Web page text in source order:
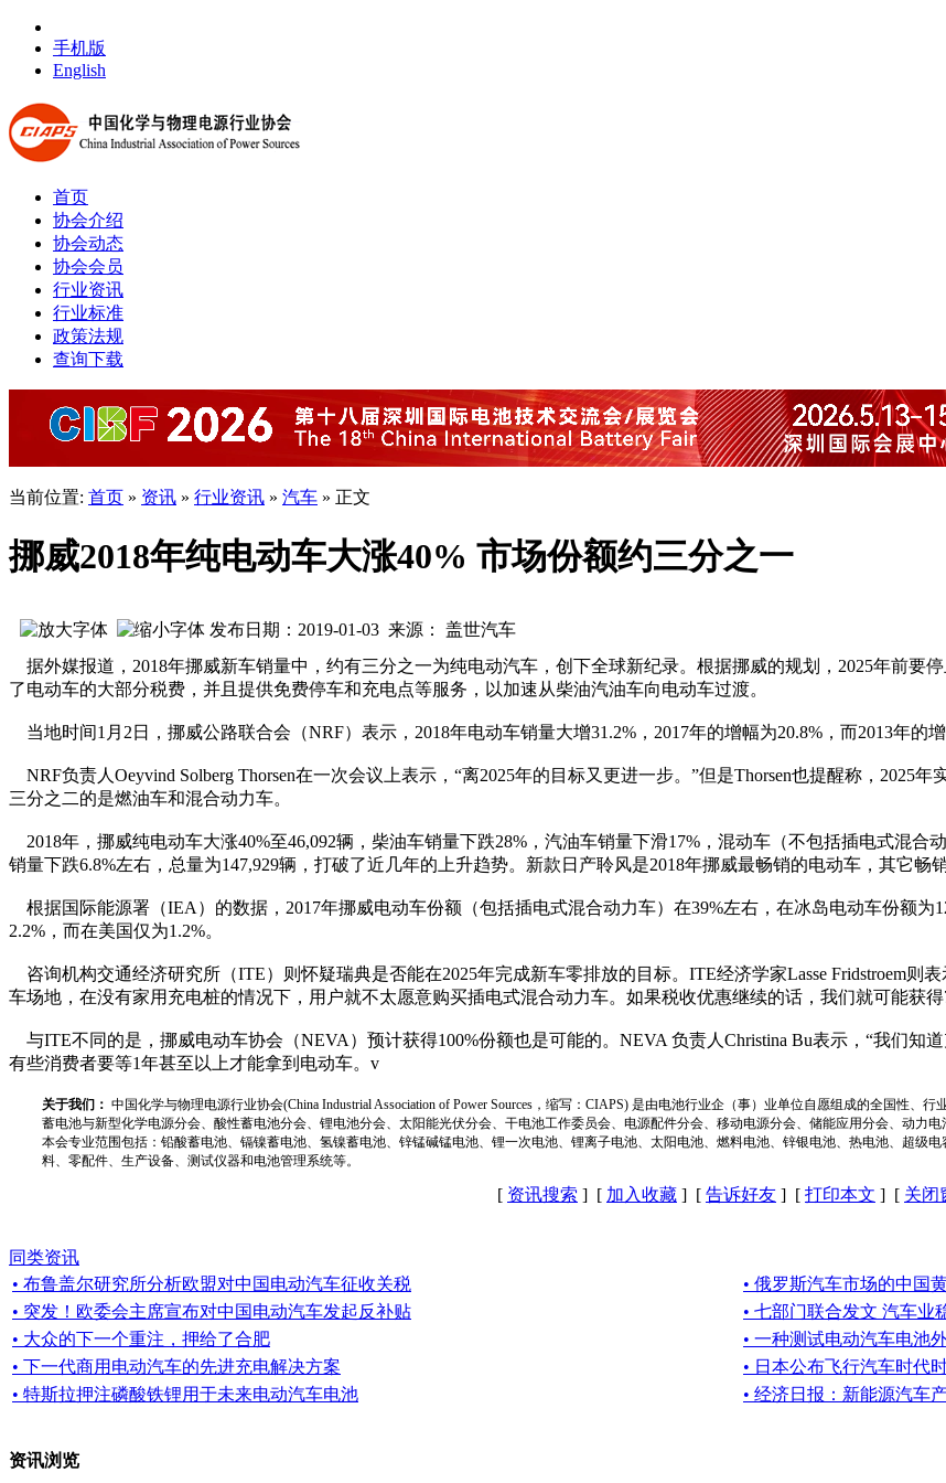
手机版
English
首页
协会介绍
协会动态
协会会员
行业资讯
行业标准
政策法规
查询下载
当前位置: 首页 » 资讯 » 行业资讯 » 汽车 » 正文
挪威2018年纯电动车大涨40% 市场份额约三分之一
发布日期：2019-01-03 来源： 盖世汽车
据外媒报道，2018年挪威新车销量中，约有三分之一为纯电动汽车，创下全球新纪录。根据挪威的规划，2025年前要
了电动车的大部分税费，并且提供免费停车和充电点等服务，以加速从柴油汽油车向电动车过渡。
当地时间1月2日，挪威公路联合会（NRF）表示，2018年电动车销量大增31.2%，2017年的增幅为20.8%，而2013年的
NRF负责人Oeyvind Solberg Thorsen在一次会议上表示，“离2025年的目标又更进一步。”但是Thorsen也提醒称，2025
三分之二的是燃油车和混合动力车。
2018年，挪威纯电动车大涨40%至46,092辆，柴油车销量下跌28%，汽油车销量下滑17%，混动车（不包括插电式混合
销量下跌6.8%左右，总量为147,929辆，打破了近几年的上升趋势。新款日产聆风是2018年挪威最畅销的电动车，其它畅
根据国际能源署（IEA）的数据，2017年挪威电动车份额（包括插电式混合动力车）在39%左右，在冰岛电动车份额为
2.2%，而在美国仅为1.2%。
咨询机构交通经济研究所（ITE）则怀疑瑞典是否能在2025年完成新车零排放的目标。ITE经济学家Lasse Fridstroem则
车场地，在没有家用充电桩的情况下，用户就不太愿意购买插电式混合动力车。如果税收优惠继续的话，我们就可能获得
与ITE不同的是，挪威电动车协会（NEVA）预计获得100%份额也是可能的。NEVA 负责人Christina Bu表示，“我们知
有些消费者要等1年甚至以上才能拿到电动车。v
关于我们： 中国化学与物理电源行业协会(China Industrial Association of Power Sources，缩写：CIAPS) 是由电池行业企（事）业单位自愿组成的全国性、
蓄电池与新型化学电源分会、酸性蓄电池分会、锂电池分会、太阳能光伏分会、干电池工作委员会、电源配件分会、移动电源分会、储能应用分会、动力
本会专业范围包括：铅酸蓄电池、镉镍蓄电池、氢镍蓄电池、锌锰碱锰电池、锂一次电池、锂离子电池、太阳电池、燃料电池、锌银电池、热电池、超级
料、零配件、生产设备、测试仪器和电池管理系统等。
[ 资讯搜索 ] [ 加入收藏 ] [ 告诉好友 ] [ 打印本文 ] [ 关闭
同类资讯
• 布鲁盖尔研究所分析欧盟对中国电动汽车征收关税
• 俄罗斯汽车市场的中国
• 突发！欧委会主席宣布对中国电动汽车发起反补贴
• 七部门联合发文 汽车业
• 大众的下一个重注，押给了合肥
• 一种测试电动汽车电池
• 下一代商用电动汽车的先进充电解决方案
• 日本公布飞行汽车时代
• 特斯拉押注磷酸铁锂用于未来电动汽车电池
• 经济日报：新能源汽车
资讯浏览